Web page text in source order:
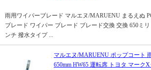
雨用ワイパーブレード マルエヌ/MARUENU まるえぬ
ブレード ワイパー ブレード ブレード交換 交換 650ミリ
ンチ 撥水タイプ ...
マルエヌ/MARUENU ポップコート
650mm HW65 運転席 トヨタ マーク